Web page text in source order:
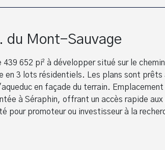
du Mont-Sauvage
439 652 pi² à développer situé sur le
en 3 lots résidentiels. Les plans sont
en façade du terrain.
à Séraphin, offrant un accès rapide
pour promoteur ou investisseur à la